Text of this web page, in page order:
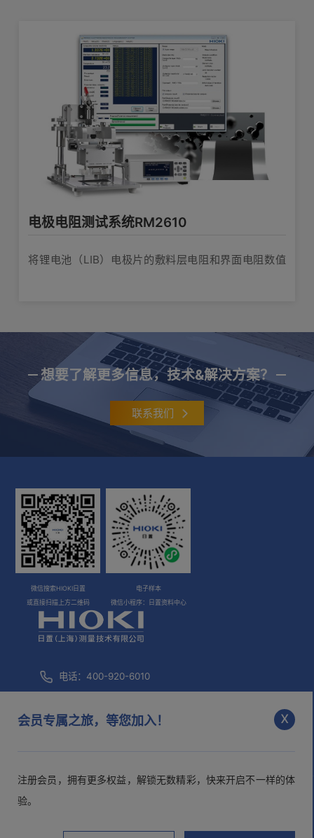
会员专属之旅，等您加入！ x
注册会员，拥有更多权益，解锁无数精彩，快来开启不一样的体
验。
电极电阻测试系统RM2610
将锂电池（LIB）电极片的敷料层电阻和界面电阻数值
想要了解更多信息，技术&解决方案？
联系我们
微信搜索HIOKI日置
或直接扫描上方二维码
电子样本
微信小程序：日置资料中心
电话：400-920-6010
市场部邮箱：mkt@hioki.com.cn
日置(上海)测量技术有限公司